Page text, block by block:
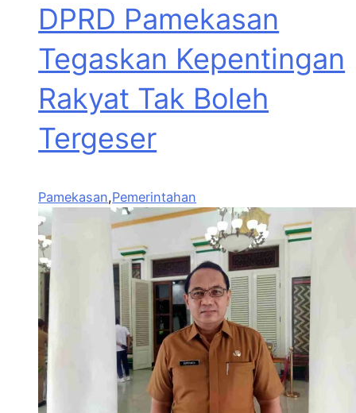
DPRD Pamekasan
Tegaskan Kepentingan
Rakyat Tak Boleh
Tergeser
Pamekasan,Pemerintahan